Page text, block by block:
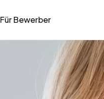
Für Bewerber